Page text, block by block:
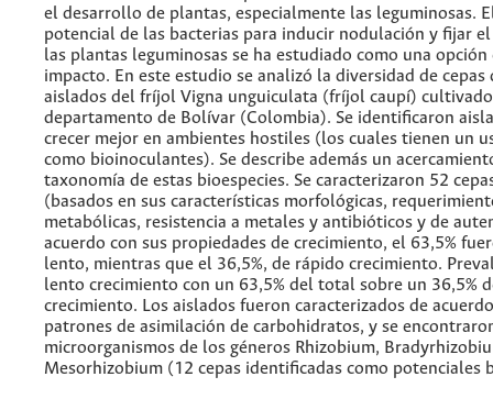
el desarrollo de plantas, especialmente las leguminosas.
potencial de las bacterias para inducir nodulación y fijar
las plantas leguminosas se ha estudiado como una
impacto. En este estudio se analizó la diversidad de cepas
aislados del fríjol Vigna unguiculata (fríjol caupí)
departamento de Bolívar (Colombia). Se identificaron
crecer mejor en ambientes hostiles (los cuales tienen un
como bioinoculantes). Se describe además un
taxonomía de estas bioespecies. Se caracterizaron 52
(basados en sus características morfológicas,
metabólicas, resistencia a metales y antibióticos y de
acuerdo con sus propiedades de crecimiento, el 63,5%
lento, mientras que el 36,5%, de rápido crecimiento.
lento crecimiento con un 63,5% del total sobre un 36,5%
crecimiento. Los aislados fueron caracterizados de
patrones de asimilación de carbohidratos, y se
microorganismos de los géneros Rhizobium,
Mesorhizobium (12 cepas identificadas como potenciales